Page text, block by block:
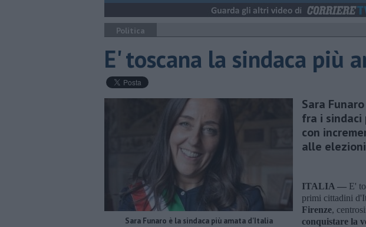
Politica
E' toscana la sindaca più
Sara Funaro è la sindaca più amata d'Italia
Sara
fra i sindaci
con
alle
ITALIA — E'
primi cittadini
Firenze,
conquistare la